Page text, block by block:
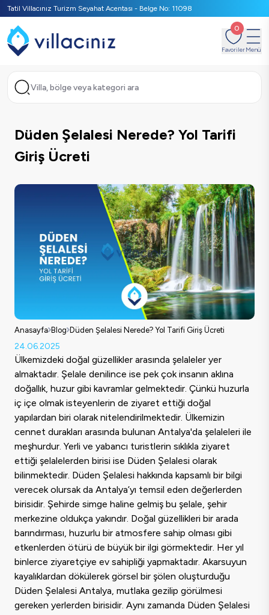
Tatil Villacınız Turizm Seyahat Acentası - Belge No: 11098
0
FavorilerMenü
Villa, bölge veya kategori ara
Düden Şelalesi Nerede? Yol Tarifi
Giriş Ücreti
Anasayfa Blog Düden Şelalesi Nerede? Yol Tarifi Giriş Ücreti
24.06.2025
Ülkemizdeki doğal güzellikler arasında şelaleler yer
almaktadır. Şelale denilince ise pek çok insanın aklına
doğallık, huzur gibi kavramlar gelmektedir. Çünkü huzurla
iç içe olmak isteyenlerin de ziyaret ettiği doğal
yapılardan biri olarak nitelendirilmektedir. Ülkemizin
cennet durakları arasında bulunan Antalya'da şelaleleri ile
meşhurdur. Yerli ve yabancı turistlerin sıklıkla ziyaret
ettiği şelalelerden birisi ise Düden Şelalesi olarak
bilinmektedir. Düden Şelalesi hakkında kapsamlı bir bilgi
verecek olursak da Antalya’yı temsil eden değerlerden
birisidir. Şehirde simge haline gelmiş bu şelale, şehir
merkezine oldukça yakındır. Doğal güzellikleri bir arada
barındırması, huzurlu bir atmosfere sahip olması gibi
etkenlerden ötürü de büyük bir ilgi görmektedir. Her yıl
binlerce ziyaretçiye ev sahipliği yapmaktadır. Akarsuyun
kayalıklardan dökülerek görsel bir şölen oluşturduğu
Düden Şelalesi Antalya, mutlaka gezilip görülmesi
gereken yerlerden birisidir. Aynı zamanda Düden Şelalesi